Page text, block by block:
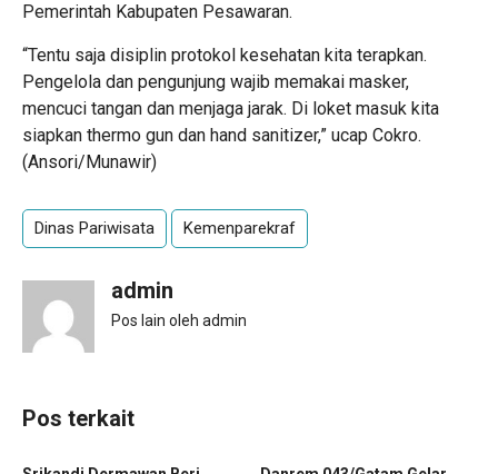
Pemerintah Kabupaten Pesawaran.
“Tentu saja disiplin protokol kesehatan kita terapkan.
Pengelola dan pengunjung wajib memakai masker,
mencuci tangan dan menjaga jarak. Di loket masuk kita
siapkan thermo gun dan hand sanitizer,” ucap Cokro.
(Ansori/Munawir)
Dinas Pariwisata Kemenparekraf
admin
Pos lain oleh admin
Pos terkait